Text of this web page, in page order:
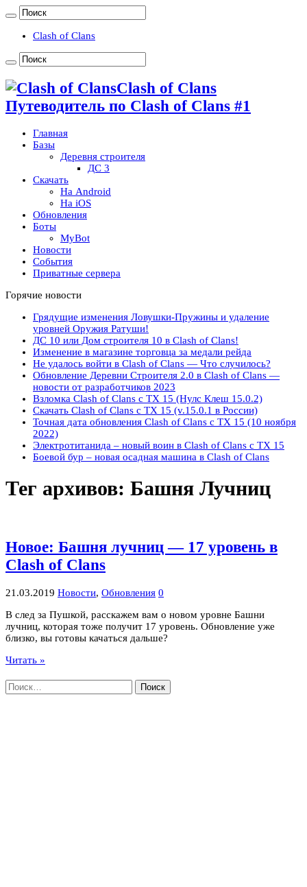
Clash of Clans
Clash of Clans
Путеводитель по Clash of Clans #1
Главная
Базы
Деревня строителя
ДС 3
Скачать
На Android
На iOS
Обновления
Боты
MyBot
Новости
События
Приватные сервера
Горячие новости
Грядущие изменения Ловушки-Пружины и удаление
уровней Оружия Ратуши!
ДС 10 или Дом строителя 10 в Clash of Clans!
Изменение в магазине торговца за медали рейда
Не удалось войти в Clash of Clans — Что случилось?
Обновление Деревни Строителя 2.0 в Clash of Clans —
новости от разработчиков 2023
Взломка Clash of Clans с ТХ 15 (Нулс Клеш 15.0.2)
Скачать Clash of Clans с ТХ 15 (v.15.0.1 в России)
Точная дата обновления Clash of Clans с ТХ 15 (10 ноября
2022)
Электротитанида – новый воин в Clash of Clans с ТХ 15
Боевой бур – новая осадная машина в Clash of Clans
Тег архивов: Башня Лучниц
Новое: Башня лучниц — 17 уровень в
Clash of Clans
21.03.2019 Новости, Обновления 0
В след за Пушкой, расскажем вам о новом уровне Башни
лучниц, которая тоже получит 17 уровень. Обновление уже
близко, вы готовы качаться дальше?
Читать »
Найти: